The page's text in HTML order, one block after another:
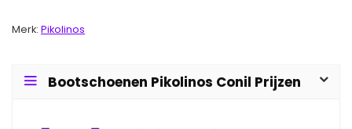
Merk: Pikolinos
Bootschoenen Pikolinos Conil Prijzen